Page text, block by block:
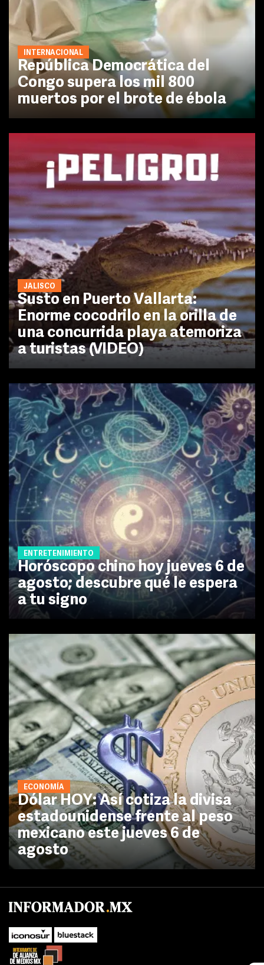
INTERNACIONAL
República Democrática del
Congo supera los mil 800
muertos por el brote de ébola
JALISCO
Susto en Puerto Vallarta:
Enorme cocodrilo en la orilla de
una concurrida playa atemoriza
a turistas (VIDEO)
ENTRETENIMIENTO
Horóscopo chino hoy jueves 6 de
agosto; descubre qué le espera
a tu signo
ECONOMÍA
Dólar HOY: Así cotiza la divisa
estadounidense frente al peso
mexicano este jueves 6 de
agosto